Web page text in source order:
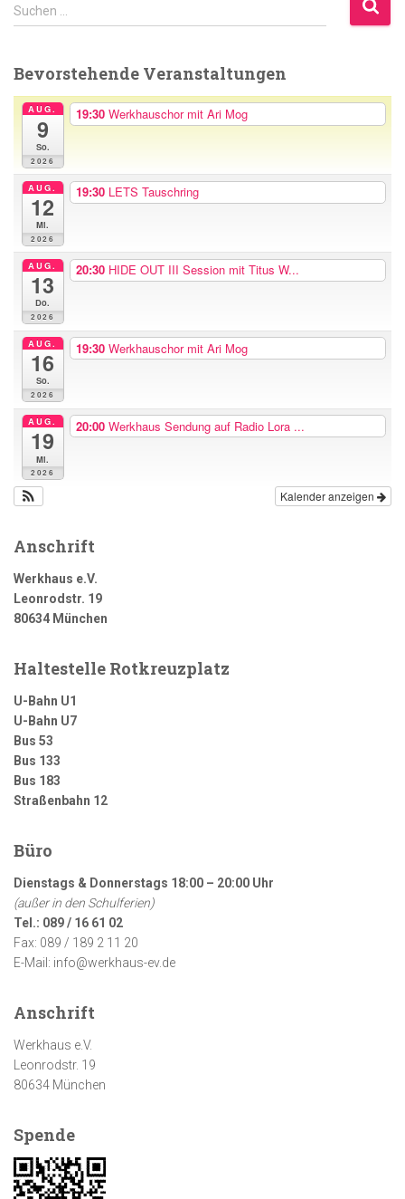
S
u
e
Suchen …
Bevorstehende Veranstaltungen
AUG.
9
So.
2026
19:30 Werkhauschor mit Ari Mog
AUG.
12
Mi.
2026
19:30 LETS Tauschring
AUG.
13
Do.
2026
20:30 HIDE OUT III Session mit Titus W...
AUG.
16
So.
2026
19:30 Werkhauschor mit Ari Mog
AUG.
19
Mi.
2026
20:00 Werkhaus Sendung auf Radio Lora ...
Kalender anzeigen
Anschrift
Werkhaus e.V.
Leonrodstr. 19
80634 München
Haltestelle Rotkreuzplatz
U-Bahn U1
U-Bahn U7
Bus 53
Bus 133
Bus 183
Straßenbahn 12
Büro
Dienstags & Donnerstags 18:00 – 20:00 Uhr
(außer in den Schulferien)
Tel.: 089 / 16 61 02
Fax: 089 / 189 2 11 20
E-Mail: info@werkhaus-ev.de
Anschrift
Werkhaus e.V.
Leonrodstr. 19
80634 München
Spende